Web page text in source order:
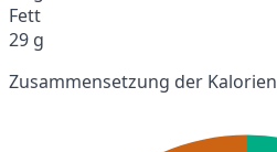
Fett
29 g
Zusammensetzung der Kalorien